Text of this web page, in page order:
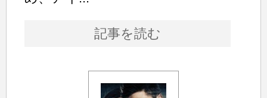
記事を読む